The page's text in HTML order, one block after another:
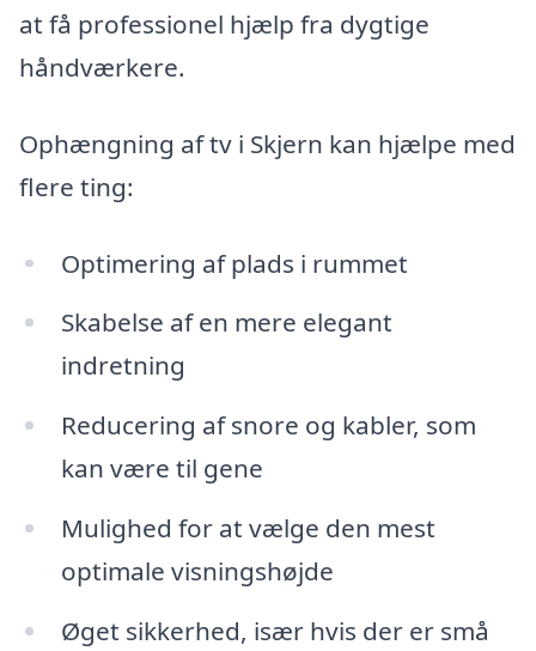
at få professionel hjælp fra dygtige
håndværkere.
Ophængning af tv i Skjern kan hjælpe med
flere ting:
Optimering af plads i rummet
Skabelse af en mere elegant
indretning
Reducering af snore og kabler, som
kan være til gene
Mulighed for at vælge den mest
optimale visningshøjde
Øget sikkerhed, især hvis der er små